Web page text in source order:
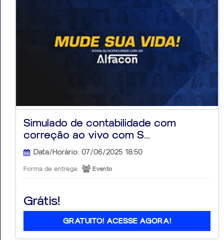
Simulado de contabilidade com
correção ao vivo com S...
Data/Horário: 07/06/2025 18:50
Forma de entrega: Evento
Grátis!
GRATUITO! ACESSE AGORA!